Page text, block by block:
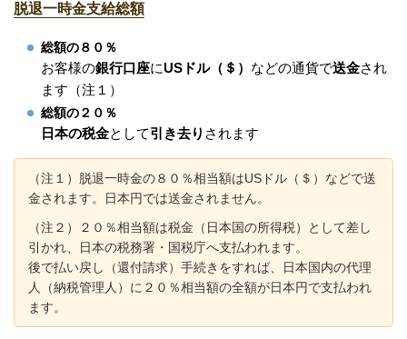
脱退一時金支給総額
総額の８０％
お客様の銀行口座にUSドル（＄） などの通貨で送金され
ます（注１）
総額の２０％
日本の税金として引き去り されます
（注１）脱退一時金の８０％相当額はUSドル（＄）などで送
金されます。日本円では送金されません。
（注２）２０％相当額は税金（日本国の所得税）として差し
引かれ、日本の税務署・国税庁へ支払われます。
後で払い戻し（還付請求）手続きをすれば、日本国内の代理
人（納税管理人）に２０％相当額の全額が日本円で支払われ
ます。